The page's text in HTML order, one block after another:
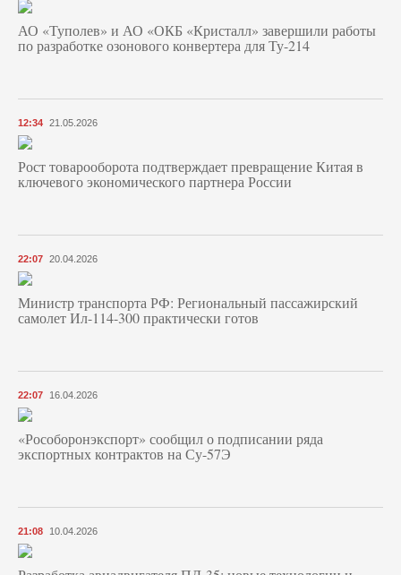
АО «Туполев» и АО «ОКБ «Кристалл» завершили работы
по разработке озонового конвертера для Ту-214
12:34 21.05.2026
Рост товарооборота подтверждает превращение Китая в
ключевого экономического партнера России
22:07 20.04.2026
Министр транспорта РФ: Региональный пассажирский
самолет Ил-114-300 практически готов
22:07 16.04.2026
«Рособоронэкспорт» сообщил о подписании ряда
экспортных контрактов на Су-57Э
21:08 10.04.2026